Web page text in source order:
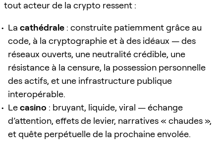
tout acteur de la crypto ressent :
La cathédrale : construite patiemment grâce au
code, à la cryptographie et à des idéaux — des
réseaux ouverts, une neutralité crédible, une
résistance à la censure, la possession personnelle
des actifs, et une infrastructure publique
interopérable.
Lecasino : bruyant, liquide, viral — échange
d’attention, effets de levier, narratives « chaudes »,
et quête perpétuelle de la prochaine envolée.